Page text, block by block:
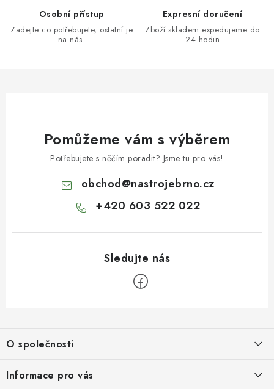
Osobní přístup
Zadejte co potřebujete, ostatní je
na nás.
Expresní doručení
Zboží skladem expedujeme do
24 hodin
Pomůžeme vám s výběrem
Potřebujete s něčím poradit? Jsme tu pro vás!
obchod@nastrojebrno.cz
+420 603 522 022
p
a
O společnosti
O nás
Informace pro vás